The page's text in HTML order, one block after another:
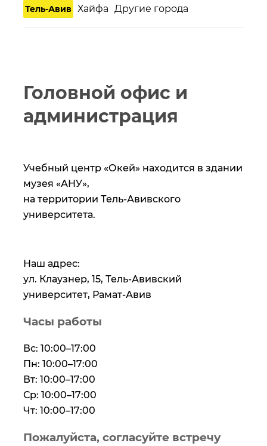
Тель-Авив Хайфа Другие города
Головной офис и
администрация
Учебный центр «Окей» находится в здании
музея «АНУ»,
на территории Тель-Авивского
университета.
Наш адрес:
ул. Клаузнер, 15, Тель-Авивский
университет, Рамат-Авив
Часы работы
Вс: 10:00–17:00
Пн: 10:00–17:00
Вт: 10:00–17:00
Ср: 10:00–17:00
Чт: 10:00–17:00
Пожалуйста, согласуйте встречу